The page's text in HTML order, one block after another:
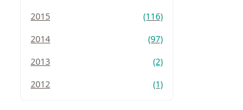
2015
(116)
2014
(97)
2013
(2)
2012
(1)